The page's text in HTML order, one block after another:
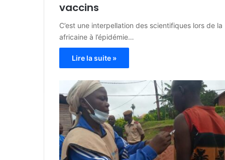
vaccins
C’est une interpellation des scientifiques lors de
africaine à l’épidémie…
Lire la suite »